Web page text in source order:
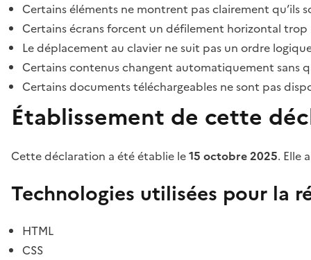
Certains éléments ne montrent pas clairement qu’ils
Certains écrans forcent un défilement horizontal
Le déplacement au clavier ne suit pas un ordre
Certains contenus changent automatiquement sans
Certains documents téléchargeables ne sont pas
Établissement de cette
Cette déclaration a été établie le15 octobre 2025. Elle
Technologies utilisées pour la
HTML
CSS